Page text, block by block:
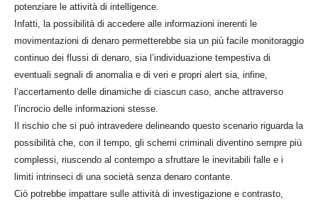
potenziare le attività di intelligence.
Infatti, la possibilità di accedere alle informazioni inerenti le
movimentazioni di denaro permetterebbe sia un più facile monitoraggio
continuo dei flussi di denaro, sia l’individuazione tempestiva di
eventuali segnali di anomalia e di veri e propri alert sia, infine,
l’accertamento delle dinamiche di ciascun caso, anche attraverso
l’incrocio delle informazioni stesse.
Il rischio che si può intravedere delineando questo scenario riguarda la
possibilità che, con il tempo, gli schemi criminali diventino sempre più
complessi, riuscendo al contempo a sfruttare le inevitabili falle e i
limiti intrinseci di una società senza denaro contante.
Ciò potrebbe impattare sulle attività di investigazione e contrasto,